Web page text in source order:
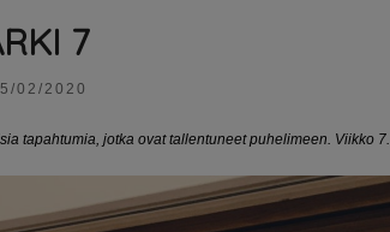
7
02/2020
tapahtumia, jotka ovat tallentuneet puhelimeen. Viikko 7.